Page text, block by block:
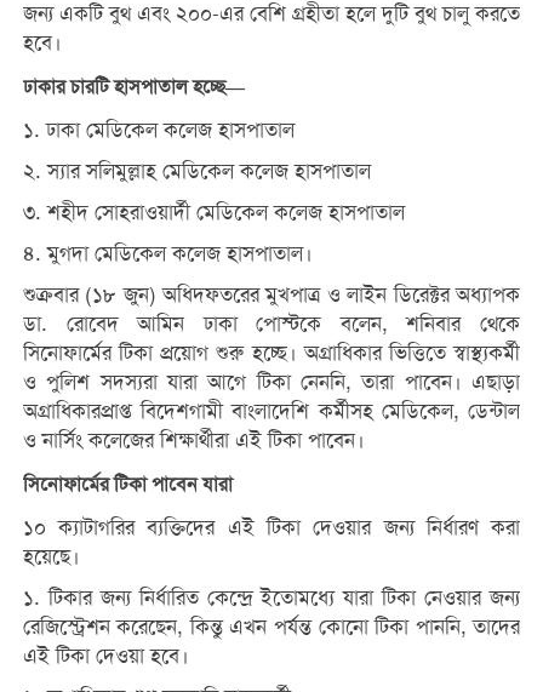
জন্য একটি বুথ এবং ২০০-এর বেশি গ্রহীতা হলে দুটি বুথ চালু করতে
হবে।
ঢাকার চারটি হাসপাতাল হচ্ছে—
১. ঢাকা মেডিকেল কলেজ হাসপাতাল
২. স্যার সলিমুল্লাহ মেডিকেল কলেজ হাসপাতাল
৩. শহীদ সোহরাওয়ার্দী মেডিকেল কলেজ হাসপাতাল
৪. মুগদা মেডিকেল কলেজ হাসপাতাল।
শুক্রবার (১৮ জুন) অধিদফতরের মুখপাত্র ও লাইন ডিরেক্টর অধ্যাপক
ডা. রোবেদ আমিন ঢাকা পোস্টকে বলেন, শনিবার থেকে
সিনোফার্মের টিকা প্রয়োগ শুরু হচ্ছে। অগ্রাধিকার ভিত্তিতে স্বাস্থ্যকর্মী
ও পুলিশ সদস্যরা যারা আগে টিকা নেননি, তারা পাবেন। এছাড়া
অগ্রাধিকারপ্রাপ্ত বিদেশগামী বাংলাদেশি কর্মীসহ মেডিকেল, ডেন্টাল
ও নার্সিং কলেজের শিক্ষার্থীরা এই টিকা পাবেন।
সিনোফার্মের টিকা পাবেন যারা
১০ ক্যাটাগরির ব্যক্তিদের এই টিকা দেওয়ার জন্য নির্ধারণ করা
হয়েছে।
১. টিকার জন্য নির্ধারিত কেন্দ্রে ইতোমধ্যে যারা টিকা নেওয়ার জন্য
রেজিস্ট্রেশন করেছেন, কিন্তু এখন পর্যন্ত কোনো টিকা পাননি, তাদের
এই টিকা দেওয়া হবে।